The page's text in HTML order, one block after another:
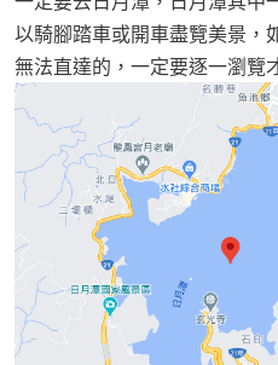
以騎腳踏車或開車盡覽美景，
無法直達的，一定要逐一瀏覽